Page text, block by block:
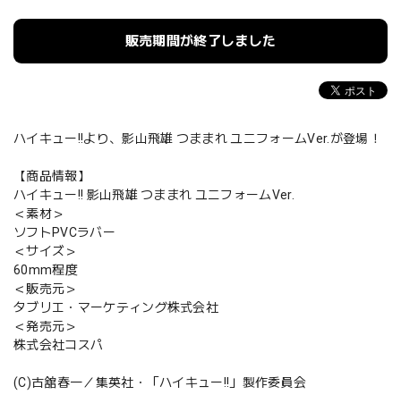
販売期間が終了しました
ハイキュー!!より、影山飛雄 つままれ ユニフォームVer.が登場！
【商品情報】
ハイキュー!! 影山飛雄 つままれ ユニフォームVer.
＜素材＞
ソフトPVCラバー
＜サイズ＞
60mm程度
＜販売元＞
タブリエ・マーケティング株式会社
＜発売元＞
株式会社コスパ
(C)古舘春一／集英社・「ハイキュー!!」製作委員会